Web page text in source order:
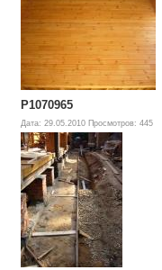
P1070965
Дата: 29.05.2010 Просмотров: 445